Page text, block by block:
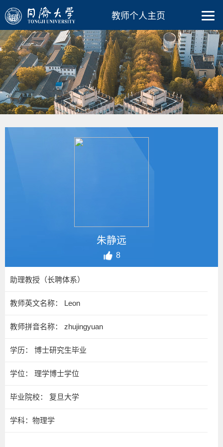
教师个人主页
朱静远
8
助理教授（长聘体系）
教师英文名称： Leon
教师拼音名称： zhujingyuan
学历： 博士研究生毕业
学位： 理学博士学位
毕业院校： 复旦大学
学科：物理学